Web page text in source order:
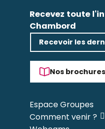
Recevez toute
Chambord
Recevoir les
Nos brochures
Espace Groupes
Comment venir ?